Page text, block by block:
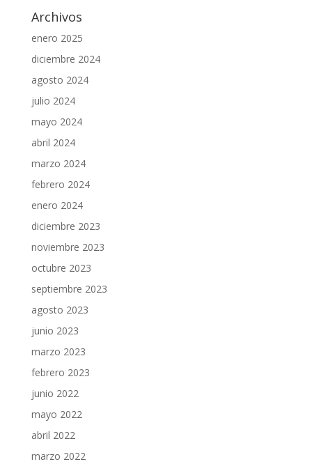
Archivos
enero 2025
diciembre 2024
agosto 2024
julio 2024
mayo 2024
abril 2024
marzo 2024
febrero 2024
enero 2024
diciembre 2023
noviembre 2023
octubre 2023
septiembre 2023
agosto 2023
junio 2023
marzo 2023
febrero 2023
junio 2022
mayo 2022
abril 2022
marzo 2022